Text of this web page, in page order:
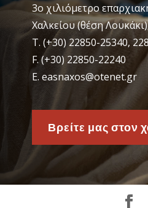
3o χιλιόμετρο
Χαλκείου (θέση
Τ. (+30) 22850-25340,
F. (+30) 22850-22240
Ε. easnaxos@otenet.gr
Βρείτε μας στον